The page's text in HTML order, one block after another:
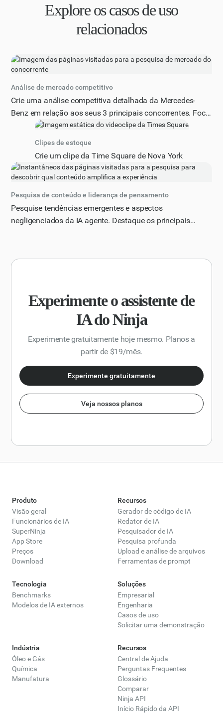
Explore os casos de uso
relacionados
Análise de mercado competitivo
Crie uma análise competitiva detalhada da Mercedes-
Benz em relação aos seus 3 principais concorrentes. Foco
em: posicionamento de mercado, propostas de valor
exclusivas, estratégias de preços, segmentos de clientes e
oportunidades e ameaças no mercado.
Clipes de estoque
Crie um clipe da Time Square de Nova York
Pesquisa de conteúdo e liderança de pensamento
Pesquise tendências emergentes e aspectos
negligenciados da IA agente. Destaque os principais
como líder de pensamento.
Experimente o assistente de
IA do Ninja
Experimente gratuitamente hoje mesmo. Planos a
partir de $19/mês.
Experimente gratuitamente
Veja nossos planos
Produto
Visão geral
Funcionários de IA
SuperNinja
App Store
Preços
Download
Recursos
Gerador de código de IA
Redator de IA
Pesquisador de IA
Pesquisa profunda
Upload e análise de arquivos
Ferramentas de prompt
Tecnologia
Benchmarks
Modelos de IA externos
Soluções
Empresarial
Engenharia
Casos de uso
Solicitar uma demonstração
Indústria
Óleo e Gás
Química
Manufatura
Recursos
Central de Ajuda
Perguntas Frequentes
Glossário
Comparar
Ninja API
Início Rápido da API